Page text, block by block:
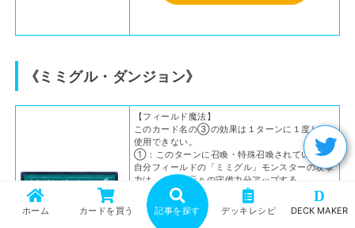
《ミミグル・ダンジョン》
【フィールド魔法】
このカード名の③の効果は１ターンに１度しか
使用できない。
①：このターンに召喚・特殊召喚されていない
自分フィールドの「ミミグル」モンスターの攻撃
力は、自身の元々の守備力分アップする。
②：お互いはそれぞれ、自身のフィールドに裏
側表示モンスターが存在する限り、モンスターを
召喚できず、このターンに特殊召喚されたモンス
ホーム カードを買う 記事を探す デッキレシピ
D
DECK MAKER